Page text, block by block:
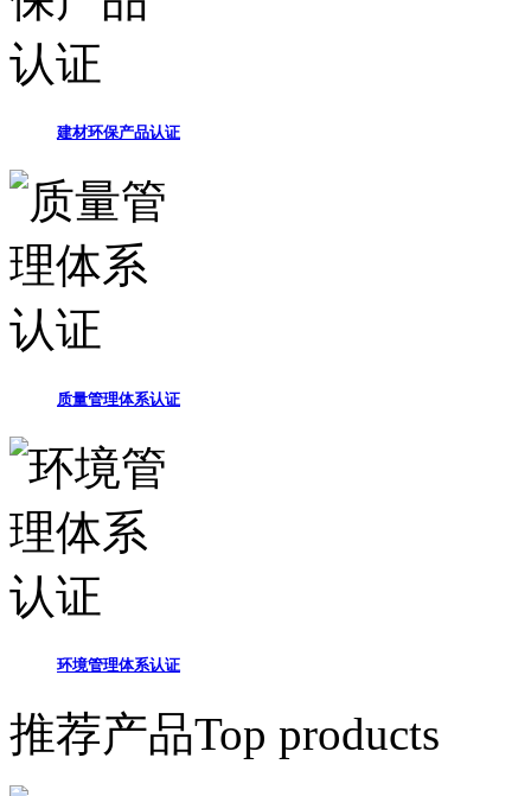
建材环保产品认证
质量管理体系认证
环境管理体系认证
推荐产品Top products